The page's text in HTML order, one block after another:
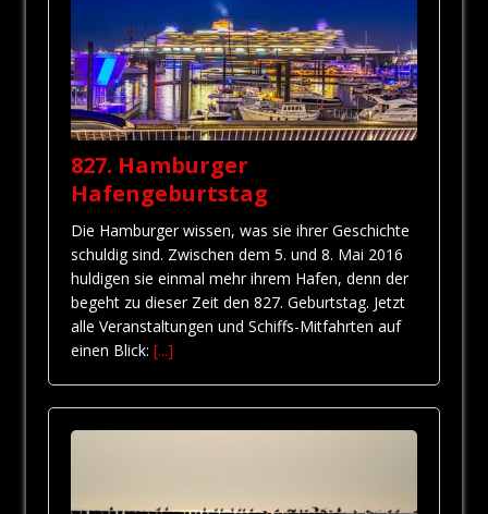
827. Hamburger
Hafengeburtstag
Die Hamburger wissen, was sie ihrer Geschichte
schuldig sind. Zwischen dem 5. und 8. Mai 2016
huldigen sie einmal mehr ihrem Hafen, denn der
begeht zu dieser Zeit den 827. Geburtstag. Jetzt
alle Veranstaltungen und Schiffs-Mitfahrten auf
einen Blick: [...]